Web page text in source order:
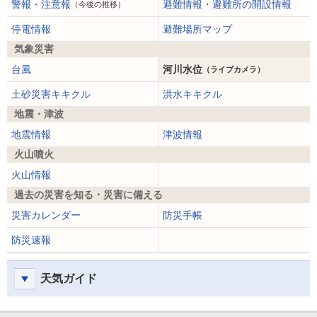
警報・注意報 （今後の推移） 避難情報・避難所の開設情報
停電情報
避難場所マップ
気象災害
台風
河川水位 （ライブカメラ）
土砂災害キキクル
洪水キキクル
地震・津波
地震情報
津波情報
火山噴火
火山情報
過去の災害を知る・災害に備える
災害カレンダー
防災手帳
防災速報
天気ガイド